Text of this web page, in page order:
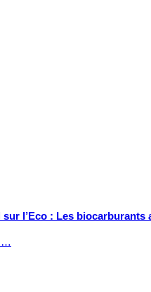
sur l’Eco : Les biocarburants